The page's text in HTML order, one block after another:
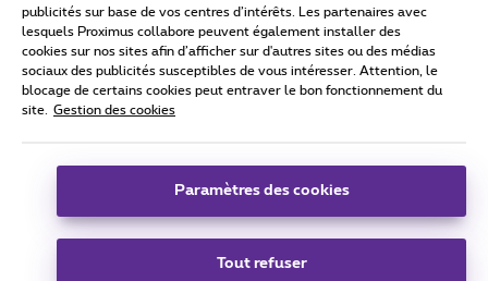
Tous droits réservés. © 2026 Proximus
Conditions générales, info consommateur
Coordonnées de l’entreprise
Boulevard du Roi Albert II 27 - B-1030 Bruxelles.
publicités sur base de vos centres d’intérêts. Les partenaires avec
lesquels Proximus collabore peuvent également installer des
cookies sur nos sites afin d’afficher sur d'autres sites ou des médias
sociaux des publicités susceptibles de vous intéresser. Attention, le
blocage de certains cookies peut entraver le bon fonctionnement du
site.
Gestion des cookies
Paramètres des cookies
Tout refuser